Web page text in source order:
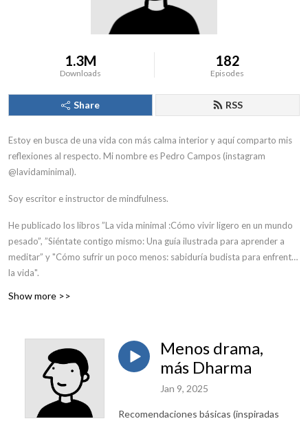
1.3M
Downloads
182
Episodes
Share RSS
Estoy en busca de una vida con más calma interior y aquí comparto mis
reflexiones al respecto. Mi nombre es Pedro Campos (instagram
@lavidaminimal).
Soy escritor e instructor de mindfulness.
He publicado los libros ”La vida minimal :Cómo vivir ligero en un mundo
pesado”, ”Siéntate contigo mismo: Una guía ilustrada para aprender a
meditar” y "Cómo sufrir un poco menos: sabiduría budista para enfrentar
la vida".
Show more >>
Menos drama,
más Dharma
Jan 9, 2025
Recomendaciones básicas (inspiradas